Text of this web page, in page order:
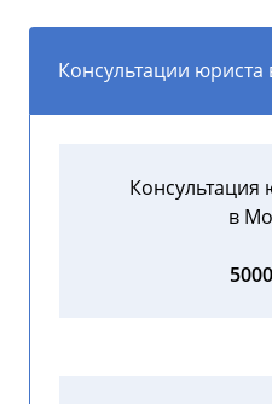
Консультации юриста
Консультация
в